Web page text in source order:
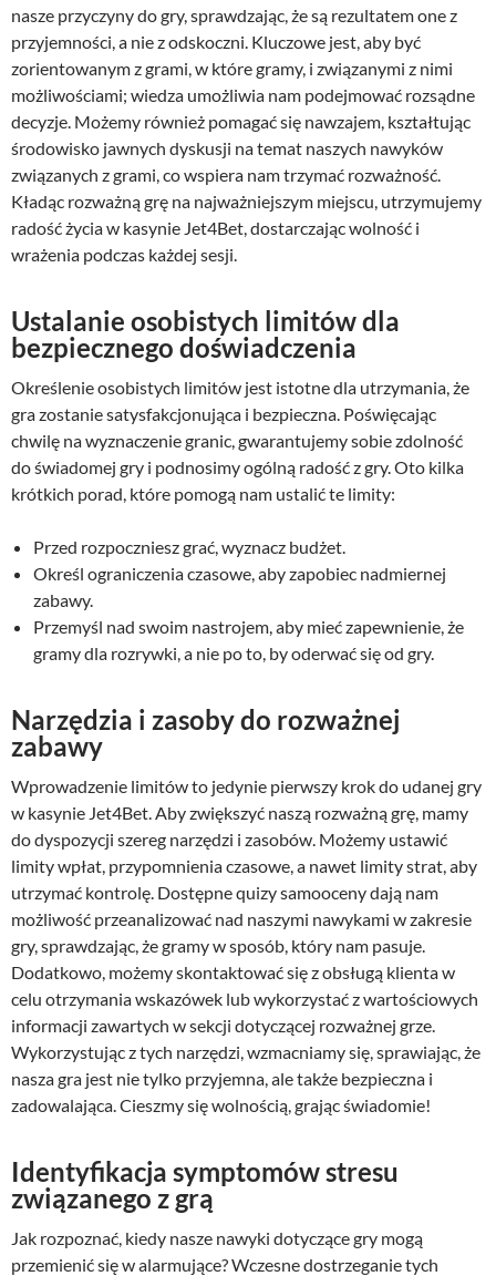
nasze przyczyny do gry, sprawdzając, że są rezultatem one z
przyjemności, a nie z odskoczni. Kluczowe jest, aby być
zorientowanym z grami, w które gramy, i związanymi z nimi
możliwościami; wiedza umożliwia nam podejmować rozsądne
decyzje. Możemy również pomagać się nawzajem, kształtując
środowisko jawnych dyskusji na temat naszych nawyków
związanych z grami, co wspiera nam trzymać rozważność.
Kładąc rozważną grę na najważniejszym miejscu, utrzymujemy
radość życia w kasynie Jet4Bet, dostarczając wolność i
wrażenia podczas każdej sesji.
Ustalanie osobistych limitów dla
bezpiecznego doświadczenia
Określenie osobistych limitów jest istotne dla utrzymania, że
gra zostanie satysfakcjonująca i bezpieczna. Poświęcając
chwilę na wyznaczenie granic, gwarantujemy sobie zdolność
do świadomej gry i podnosimy ogólną radość z gry. Oto kilka
krótkich porad, które pomogą nam ustalić te limity:
Przed rozpoczniesz grać, wyznacz budżet.
Określ ograniczenia czasowe, aby zapobiec nadmiernej
zabawy.
Przemyśl nad swoim nastrojem, aby mieć zapewnienie, że
gramy dla rozrywki, a nie po to, by oderwać się od gry.
Narzędzia i zasoby do rozważnej
zabawy
Wprowadzenie limitów to jedynie pierwszy krok do udanej gry
w kasynie Jet4Bet. Aby zwiększyć naszą rozważną grę, mamy
do dyspozycji szereg narzędzi i zasobów. Możemy ustawić
limity wpłat, przypomnienia czasowe, a nawet limity strat, aby
utrzymać kontrolę. Dostępne quizy samooceny dają nam
możliwość przeanalizować nad naszymi nawykami w zakresie
gry, sprawdzając, że gramy w sposób, który nam pasuje.
Dodatkowo, możemy skontaktować się z obsługą klienta w
celu otrzymania wskazówek lub wykorzystać z wartościowych
informacji zawartych w sekcji dotyczącej rozważnej grze.
Wykorzystując z tych narzędzi, wzmacniamy się, sprawiając, że
nasza gra jest nie tylko przyjemna, ale także bezpieczna i
zadowalająca. Cieszmy się wolnością, grając świadomie!
Identyfikacja symptomów stresu
związanego z grą
Jak rozpoznać, kiedy nasze nawyki dotyczące gry mogą
przemienić się w alarmujące? Wczesne dostrzeganie tych